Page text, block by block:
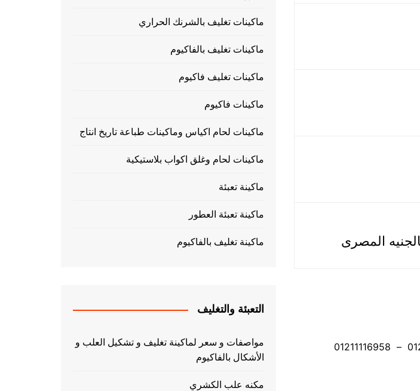
ماكينات تغليف بالشرنك الحراري
ماكينات تغليف بالفاكيوم
ماكينات تغليف فاكيوم
ماكينات فاكيوم
ماكينات لحام اكياس وماكينات طباعة تاريخ انتاج
ماكينات لحام وغلق اكواب بلاستيكية
ماكينة تعبئة
ماكينة تعبئة العطور
ماكينة تغليف بالفاكيوم
التعبئة والتغليف
مواصفات و سعر لماكينة تغليف و تشكيل العلب و
الأشكال بالفاكيوم
مكنه علب الكشري